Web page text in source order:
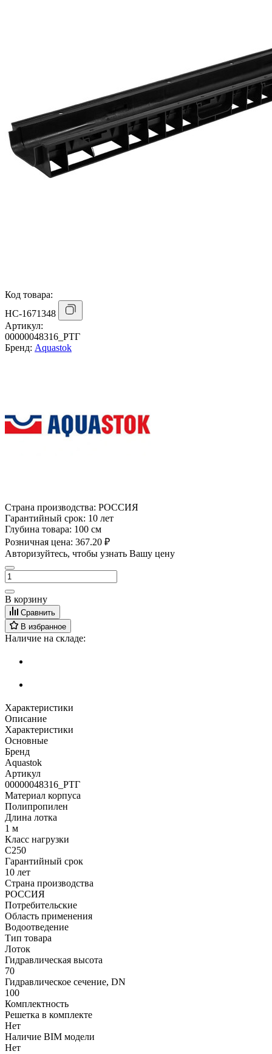
Код товара:
НС-1671348
Артикул:
00000048316_РТГ
Бренд: Aquastok
Страна производства: РОССИЯ
Гарантийный срок: 10 лет
Глубина товара: 100 см
Розничная цена: 367.20 ₽
Авторизуйтесь, чтобы узнать Вашу цену
В корзину
Сравнить
В избранное
Наличие на складе:
Характеристики
Описание
Характеристики
Основные
Бренд
Aquastok
Артикул
00000048316_РТГ
Материал корпуса
Полипропилен
Длина лотка
1 м
Класс нагрузки
C250
Гарантийный срок
10 лет
Страна производства
РОССИЯ
Потребительские
Область применения
Водоотведение
Тип товара
Лоток
Гидравлическая высота
70
Гидравлическое сечение, DN
100
Комплектность
Решетка в комплекте
Нет
Наличие BIM модели
Нет